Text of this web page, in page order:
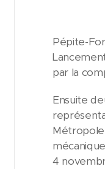
Pépite-
par la
Ensuite
4